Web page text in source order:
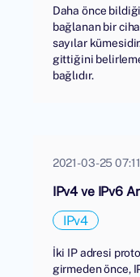
Daha önce
bağlanan bir
sayılar
gittiğini
bağlıdır.
2021-03-25
IPv4 ve IPv6
IPv4
İki IP adresi
girmeden önce,